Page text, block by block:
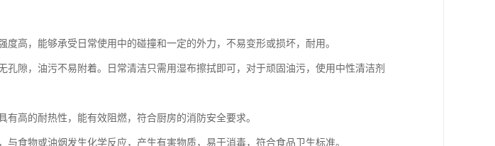
高，能够承受日常使用中的碰撞和一定的外力，不易变形或损坏，耐用。
隙，油污不易附着。日常清洁只需用湿布擦拭即可，对于顽固油污，使用中性清洁剂
高的耐热性，能有效阻燃，符合厨房的消防安全要求。
食物或油烟发生化学反应，产生有害物质，易于消毒，符合食品卫生标准。